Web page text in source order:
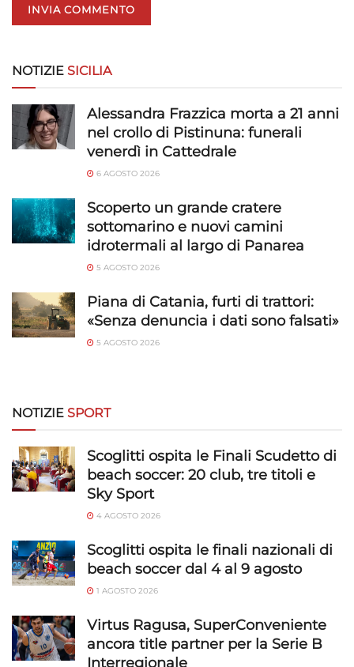
NOTIZIE SICILIA
Alessandra Frazzica morta a 21 anni
nel crollo di Pistinuna: funerali
venerdì in Cattedrale
6 AGOSTO 2026
Scoperto un grande cratere
sottomarino e nuovi camini
idrotermali al largo di Panarea
5 AGOSTO 2026
Piana di Catania, furti di trattori:
«Senza denuncia i dati sono falsati»
5 AGOSTO 2026
NOTIZIE SPORT
Scoglitti ospita le Finali Scudetto di
beach soccer: 20 club, tre titoli e
Sky Sport
4 AGOSTO 2026
Scoglitti ospita le finali nazionali di
beach soccer dal 4 al 9 agosto
1 AGOSTO 2026
Virtus Ragusa, SuperConveniente
ancora title partner per la Serie B
Interregionale